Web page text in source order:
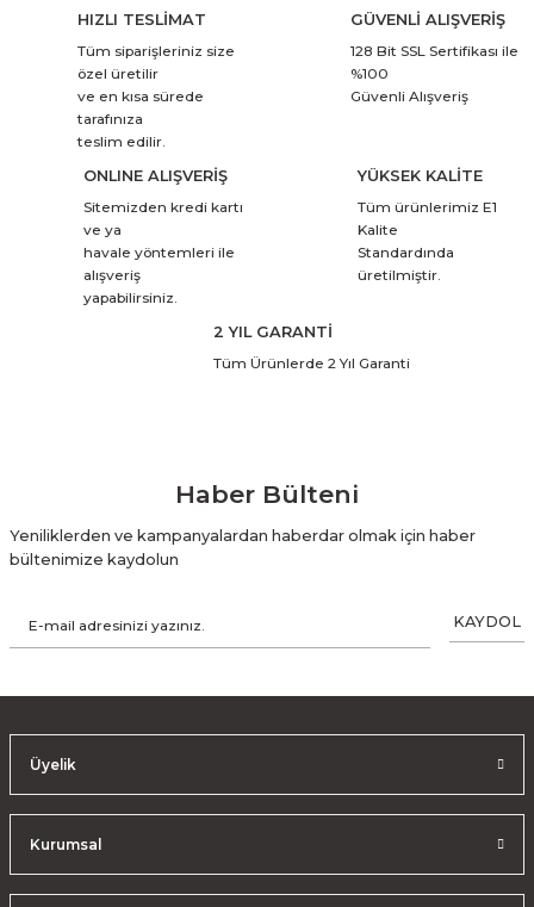
HIZLI TESLİMAT
Tüm siparişleriniz size
özel üretilir
ve en kısa sürede
tarafınıza
teslim edilir.
GÜVENLİ ALIŞVERİŞ
128 Bit SSL Sertifikası ile
%100
Güvenli Alışveriş
ONLINE ALIŞVERİŞ
Sitemizden kredi kartı
ve ya
havale yöntemleri ile
alışveriş
yapabilirsiniz.
YÜKSEK KALİTE
Tüm ürünlerimiz E1
Kalite
Standardında
üretilmiştir.
2 YIL GARANTİ
Tüm Ürünlerde 2 Yıl Garanti
Haber Bülteni
Yeniliklerden ve kampanyalardan haberdar olmak için haber
bültenimize kaydolun
KAYDOL
Üyelik
Kurumsal